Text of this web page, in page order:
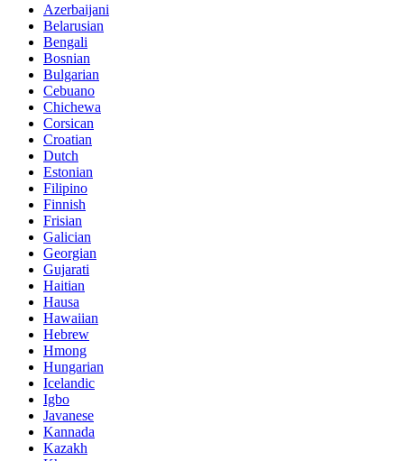
Azerbaijani
Belarusian
Bengali
Bosnian
Bulgarian
Cebuano
Chichewa
Corsican
Croatian
Dutch
Estonian
Filipino
Finnish
Frisian
Galician
Georgian
Gujarati
Haitian
Hausa
Hawaiian
Hebrew
Hmong
Hungarian
Icelandic
Igbo
Javanese
Kannada
Kazakh